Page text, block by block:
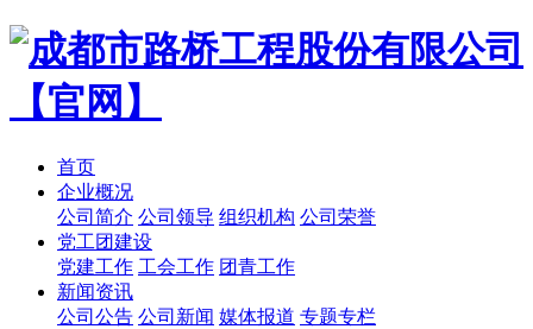
首页
企业概况
公司简介 公司领导 组织机构 公司荣誉
党工团建设
党建工作 工会工作 团青工作
新闻资讯
公司公告 公司新闻 媒体报道 专题专栏